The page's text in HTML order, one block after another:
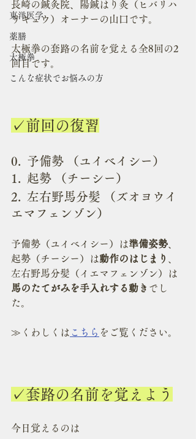
東洋医学
薬膳
太極拳
こんな症状でお悩みの方
長崎の鍼灸院、陽鍼はり灸（ヒバリハ
リキュウ）オーナーの山口です。
太極拳の套路の名前を覚える全8回の2
回目です。
✓前回の復習
0.  予備勢 （ユイベイシー）
1.  起勢 （チーシー）
2.  左右野馬分髪 （ズオヨウイ
エマフェンゾン）
予備勢（ユイベイシー）は準備姿勢
起勢（チーシー）は動作のはじまり
左右野馬分髪（イエマフェンゾン）は
馬のたてがみを手入れする動き でし
た。
≫くわしくは こちら をご覧ください。
✓套路の名前を覚えよう
今日覚えるのは